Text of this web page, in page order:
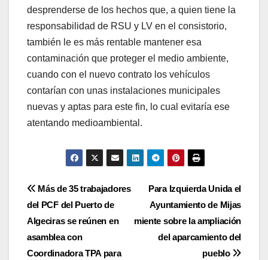
desprenderse de los hechos que, a quien tiene la
responsabilidad de RSU y LV en el consistorio,
también le es más rentable mantener esa
contaminación que proteger el medio ambiente,
cuando con el nuevo contrato los vehículos
contarían con unas instalaciones municipales
nuevas y aptas para este fin, lo cual evitaría ese
atentando medioambiental.
Navegación
de
entradas
Para Izquierda Unida el
Ayuntamiento de Mijas
miente sobre la ampliación
del aparcamiento del
pueblo
Más de 35 trabajadores
del PCF del Puerto de
Algeciras se reúnen en
asamblea con
Coordinadora TPA para